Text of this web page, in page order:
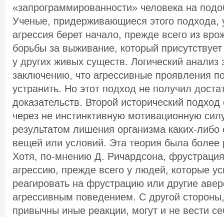
«запрограммированности» человека на
Ученые, придерживающиеся этого подхода,
агрессия берет начало, прежде всего из
борьбы за выживание, который
у других живых существ. Логический анализ
заключению, что агрессивные проявления
устранить. Но этот подход не получил
доказательств. Второй исторический
через не инстинктивную мотивационную
результатом лишения организма каких-
вещей или условий. Эта теория была более
Хотя, по-мнению Д. Ричардсона,
агрессию, прежде всего у людей, которые
реагировать на фрустрацию или другие
агрессивным поведением. С другой
привычны иные реакции, могут и не вести